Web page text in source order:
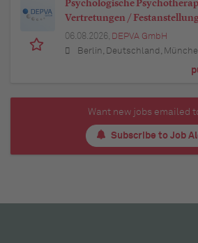
Psychologische
Vertretungen /
06.08.2026, DEPVA GmbH
Berlin, Deutschland, München, Deutschland (Bayern), Hamburg, Deutschland, Düsseldorf, Deutschland (Nordrhein-Westfalen), Köln, Deutschland (Nordrhein-Westfalen), Essen, Deutschland (Nordrhein-Westfalen), Dortmund, Deutschland (Nordrhein-Westfalen), Stuttgart, Deutschland (Baden-Württemberg), Heilbronn, Deutschland (Baden-Württemberg), Hannover, Deutschland (Niedersachsen), Rostock, Deutschland (Mecklenburg-Vorpommern), Kiel, Deutschland (Schleswig-Holstein), Augsburg, Deutschland (Bayern), Nürnberg, Deutschland (Bayern), Frankfurt am Main,
Want new jobs emailed
Subscribe to Job